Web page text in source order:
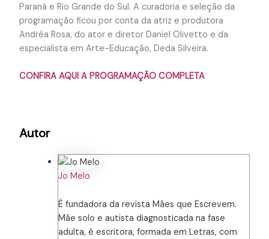
Paraná e Rio Grande do Sul. A curadoria e seleção da
programação ficou por conta da atriz e produtora
Andréa Rosa, do ator e diretor Daniel Olivetto e da
especialista em Arte-Educação, Deda Silveira.
CONFIRA AQUI A PROGRAMAÇÃO COMPLETA
Autor
Jo Melo
É fundadora da revista Mães que Escrevem.
Mãe solo e autista diagnosticada na fase
adulta, é escritora, formada em Letras, com